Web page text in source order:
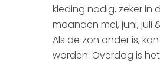
kleding nodig, zeker in
maanden mei, juni, juli
Als de zon onder is,
worden. Overdag is